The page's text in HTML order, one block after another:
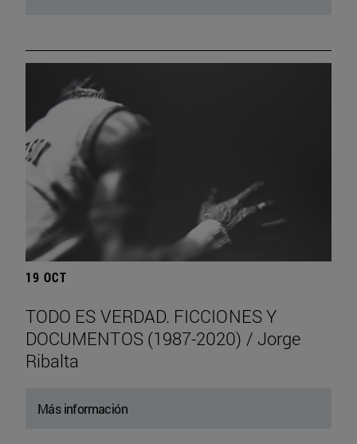
19 OCT
TODO ES VERDAD. FICCIONES Y
DOCUMENTOS (1987-2020) / Jorge
Ribalta
Más información